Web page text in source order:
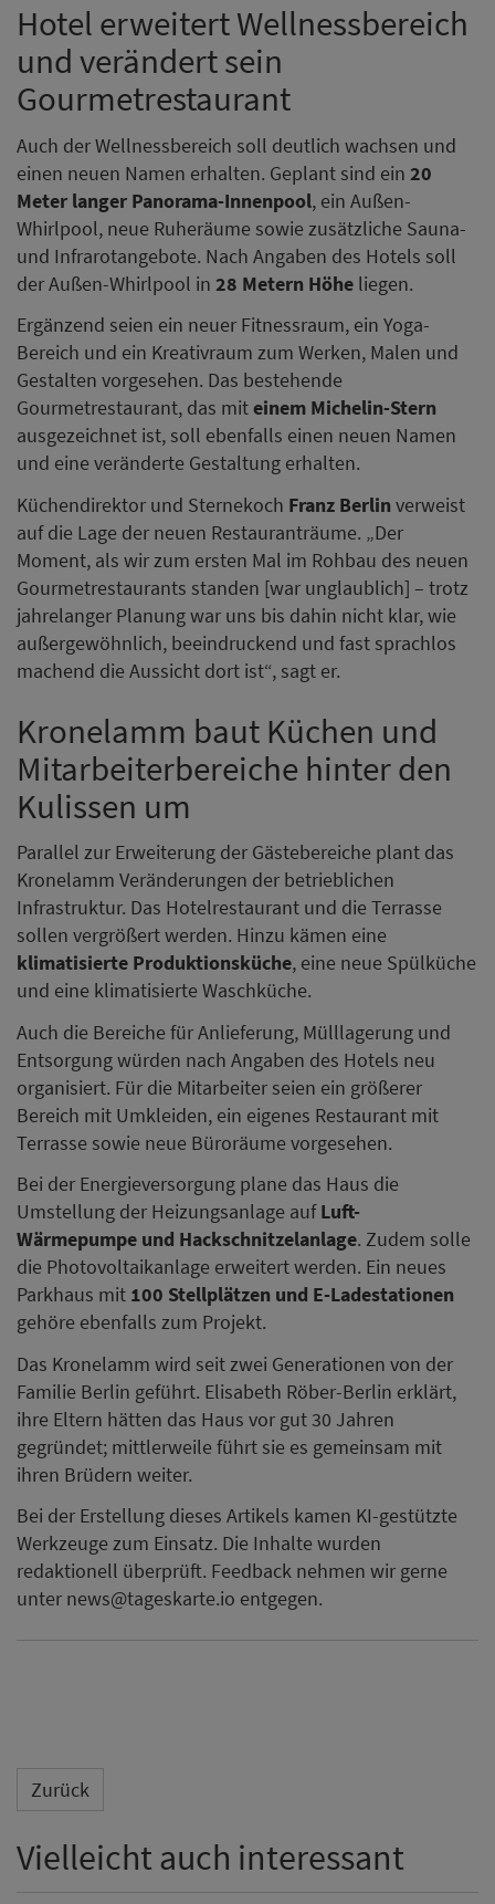
Hotel erweitert Wellnessbereich
und verändert sein
Gourmetrestaurant
Auch der Wellnessbereich soll deutlich wachsen und
einen neuen Namen erhalten. Geplant sind ein 20
Meter langer Panorama-Innenpool, ein Außen-
Whirlpool, neue Ruheräume sowie zusätzliche Sauna-
und Infrarotangebote. Nach Angaben des Hotels soll
der Außen-Whirlpool in 28 Metern Höhe liegen.
Ergänzend seien ein neuer Fitnessraum, ein Yoga-
Bereich und ein Kreativraum zum Werken, Malen und
Gestalten vorgesehen. Das bestehende
Gourmetrestaurant, das miteinem Michelin-Stern
ausgezeichnet ist, soll ebenfalls einen neuen Namen
und eine veränderte Gestaltung erhalten.
Küchendirektor und Sternekoch Franz Berlin verweist
auf die Lage der neuen Restauranträume. „Der
Moment, als wir zum ersten Mal im Rohbau des neuen
Gourmetrestaurants standen [war unglaublich] – trotz
jahrelanger Planung war uns bis dahin nicht klar, wie
außergewöhnlich, beeindruckend und fast sprachlos
machend die Aussicht dort ist“, sagt er.
Kronelamm baut Küchen und
Mitarbeiterbereiche hinter den
Kulissen um
Parallel zur Erweiterung der Gästebereiche plant das
Kronelamm Veränderungen der betrieblichen
Infrastruktur. Das Hotelrestaurant und die Terrasse
sollen vergrößert werden. Hinzu kämen eine
klimatisierte Produktionsküche, eine neue Spülküche
und eine klimatisierte Waschküche.
Auch die Bereiche für Anlieferung, Mülllagerung und
Entsorgung würden nach Angaben des Hotels neu
organisiert. Für die Mitarbeiter seien ein größerer
Bereich mit Umkleiden, ein eigenes Restaurant mit
Terrasse sowie neue Büroräume vorgesehen.
Bei der Energieversorgung plane das Haus die
Umstellung der Heizungsanlage aufLuft-
Wärmepumpe und Hackschnitzelanlage. Zudem solle
die Photovoltaikanlage erweitert werden. Ein neues
Parkhaus mit 100 Stellplätzen und E-Ladestationen
gehöre ebenfalls zum Projekt.
Das Kronelamm wird seit zwei Generationen von der
Familie Berlin geführt. Elisabeth Röber-Berlin erklärt,
ihre Eltern hätten das Haus vor gut 30 Jahren
gegründet; mittlerweile führt sie es gemeinsam mit
ihren Brüdern weiter.
Bei der Erstellung dieses Artikels kamen KI-gestützte
Werkzeuge zum Einsatz. Die Inhalte wurden
redaktionell überprüft. Feedback nehmen wir gerne
unter news@tageskarte.io entgegen.
Zurück
Vielleicht auch interessant